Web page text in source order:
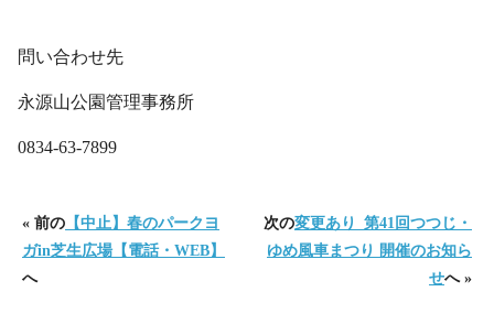
問い合わせ先
永源山公園管理事務所
0834-63-7899
« 前の 【中止】春のパークヨ
ガin芝生広場【電話・WEB】
へ
次の変更あり_第41回つつじ・
ゆめ風車まつり 開催のお知ら
せへ »